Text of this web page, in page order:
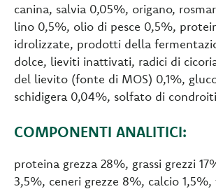
canina, salvia 0,05%, origano,
lino 0,5%, olio di pesce 0,5%,
idrolizzate, prodotti della
dolce, lieviti inattivati, radici di
del lievito (fonte di MOS) 0,1%,
schidigera 0,04%, solfato di
COMPONENTI ANALITICI:
proteina grezza 28%, grassi grezzi
3,5%, ceneri grezze 8%, calcio